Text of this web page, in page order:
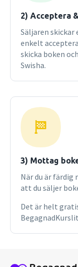
2) Acceptera
Säljaren
enkelt
skicka boken
Swisha.
3) Mottag
När du är färdig
att du säljer
Det är helt